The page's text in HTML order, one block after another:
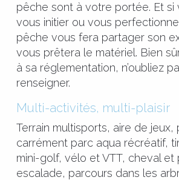
pêche sont à votre portée. Et si
vous initier ou vous
pêche vous fera partager son
vous prêtera le matériel. Bien
à sa réglementation, n’oubliez
renseigner.
Multi-activités, multi-plaisir
Terrain multisports, aire de jeux,
carrément parc aqua récréatif,
mini-golf, vélo et VTT, cheval et
escalade, parcours dans les